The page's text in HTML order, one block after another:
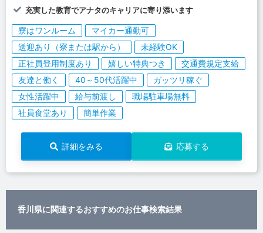
充実した教育でアナタのキャリアに寄り添います
寮はワンルーム
マイカー通勤可
送迎あり（寮または駅から）
未経験OK
正社員登用制度あり
嬉しい特典つき
交通費規定支給
友達と働く
40～50代活躍中
ガッツリ稼ぐ
女性活躍中
給与前渡し
職場駐車場無料
社員食堂あり
簡単作業
詳細をみる 応募する
香川県に関連するおすすめのお仕事検索結果